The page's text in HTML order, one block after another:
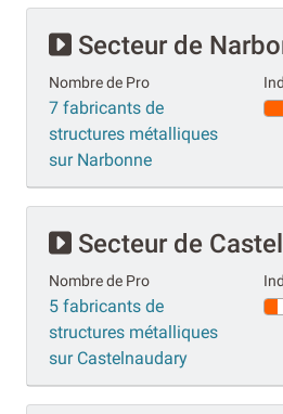
Secteur de
Nombre de Pro
7 fabricants de
structures métalliques
sur Narbonne
Secteur de
Nombre de Pro
5 fabricants de
structures métalliques
sur Castelnaudary